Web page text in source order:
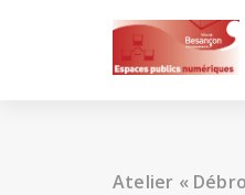
Atelier «